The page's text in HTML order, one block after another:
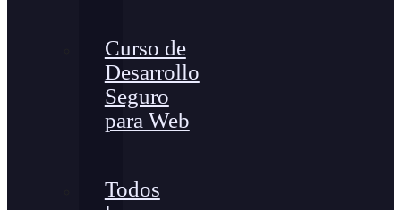
Curso de
Desarrollo
Seguro
para Web
Todos